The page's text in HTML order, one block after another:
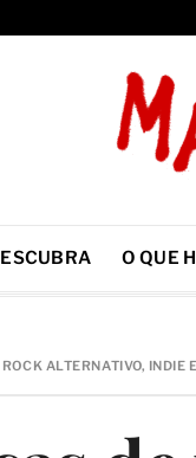
O QUE
ALTERNATIVO, INDIE